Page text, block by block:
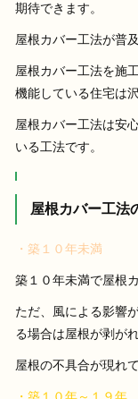
期待できます。
屋根カバー工法が普
屋根カバー工法を施
機能している住宅は
屋根カバー工法は安
いる工法です。
屋根カバー工法
・築１０年未満
築１０年未満で屋根
ただ、風による影響
る場合は屋根が剥が
屋根の不具合が現れ